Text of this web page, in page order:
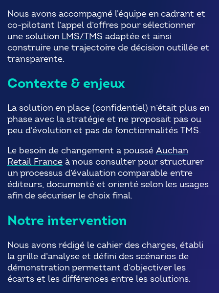
Nous avons accompagné l'équipe en cadrant et
co-pilotant l’appel d’offres pour sélectionner
une solution LMS/TMS adaptée et ainsi
construire une trajectoire de décision outillée et
transparente.
Contexte & enjeux
La solution en place (confidentiel) n’était plus en
phase avec la stratégie et ne proposait pas ou
peu d'évolution et pas de fonctionnalités TMS.
Le besoin de changement a poussé Auchan
Retail France à nous consulter pour structurer
un processus d’évaluation comparable entre
éditeurs, documenté et orienté selon les usages
afin de sécuriser le choix final.
Notre intervention
Nous avons rédigé le cahier des charges, établi
la grille d’analyse et défini des scénarios de
démonstration permettant d’objectiver les
écarts et les différences entre les solutions.